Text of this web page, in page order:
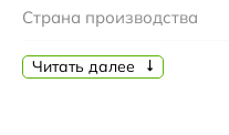
Страна производства
Бренд
Читать далее